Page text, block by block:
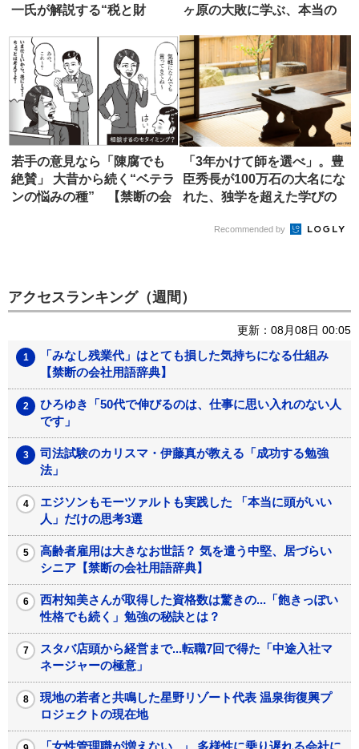
一氏が解説する“税と財
ヶ原の大敗に学ぶ、本当の
若手の意見なら「陳腐でも
絶賛」 大昔から続く“ベテラ
ンの悩みの種” 【禁断の会
「3年かけて師を選べ」。豊
臣秀長が100万石の大名にな
れた、独学を超えた学びの
Recommended by
アクセスランキング（週間）
更新：08月08日 00:05
「みなし残業代」はとても損した気持ちになる仕組み
【禁断の会社用語辞典】
ひろゆき「50代で伸びるのは、仕事に思い入れのない人
です」
司法試験のカリスマ・伊藤真が教える「成功する勉強
法」
エジソンもモーツァルトも実践した 「本当に頭がいい
人」だけの思考3選
高齢者雇用は大きなお世話？ 気を遣う中堅、居づらい
シニア【禁断の会社用語辞典】
西村知美さんが取得した資格数は驚きの...「飽きっぽい
性格でも続く」勉強の秘訣とは？
スタバ店頭から経営まで...転職7回で得た「中途入社マ
ネージャーの極意」
現地の若者と共鳴した星野リゾート代表 温泉街復興プ
ロジェクトの現在地
「女性管理職が増えない...」 多様性に乗り遅れる会社に